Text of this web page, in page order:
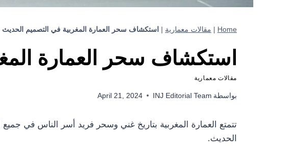
Home
| مقالات معمارية | استكشاف سحر العمارة المغربية في التصميم الحديث
استكشاف سحر العمارة
مقالات معمارية
بواسطة INJ Editorial Team
April 21, 2024
تتمتع العمارة المغربية بتاريخ غني وسحر فريد أسر الناس في
الحديث.